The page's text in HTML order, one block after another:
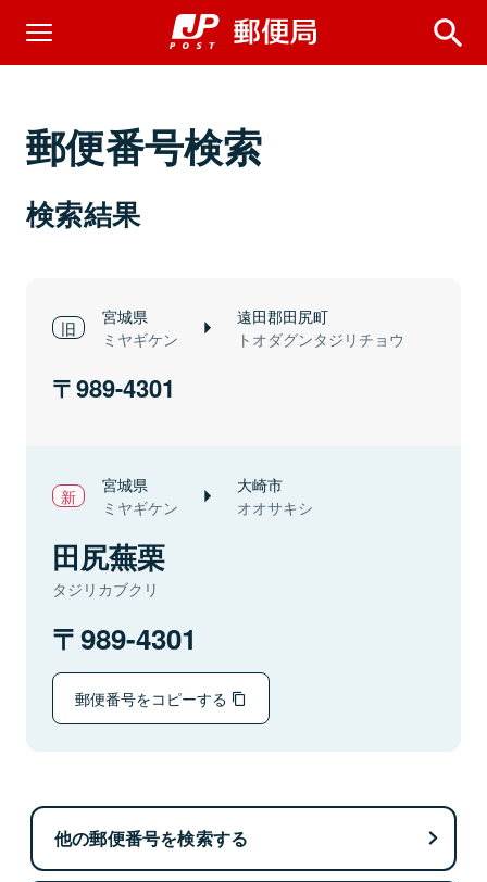
郵便番号検索
検索結果
宮城県
ミヤギケン
遠田郡田尻町
トオダグンタジリチョウ
989-4301
宮城県
ミヤギケン
大崎市
オオサキシ
田尻蕪栗
タジリカブクリ
989-4301
郵便番号をコピーする
他の郵便番号を検索する